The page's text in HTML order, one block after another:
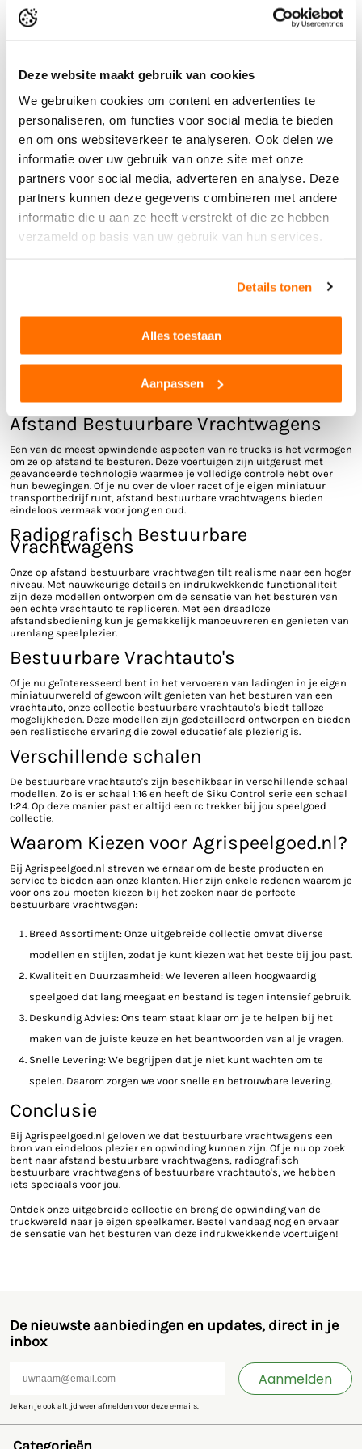
Deze website maakt gebruik van cookies
We gebruiken cookies om content en advertenties te
personaliseren, om functies voor social media te bieden
en om ons websiteverkeer te analyseren. Ook delen we
informatie over uw gebruik van onze site met onze
partners voor social media, adverteren en analyse. Deze
partners kunnen deze gegevens combineren met andere
informatie die u aan ze heeft verstrekt of die ze hebben
verzameld op basis van uw gebruik van hun services.
Details tonen
Alles toestaan
Aanpassen
Onze uitgebreide collectie bestuurbare vrachtwagens biedt eindeloos
plezier voor zowel kinderen als volwassenen die gefascineerd zijn door
deze indrukwekkende voertuigen.
Of je nu op zoek bent naar een radiografisch bestuurbare vrachtauto
met afstandbediening of naar bluetooth bestuurbare vrachtwagens,
bij Agrispeelgoed.nl vind je zeker wat je zoekt. Laten we eens dieper
ingaan op de opwindende wereld van bestuurbare vrachtwagens en
ontdekken wat we te bieden hebben.
Bestuurbare Vrachtwagens van hoge
Ze bieden een unieke kans om de sensatie van het besturen van een
passie voor deze voertuigen, en daarom hebben we een speciale
Onze collectie bestuurbare vrachtwagens omvat een breed scala aan
vrachtwagens, afstand bestuurbare vrachtwagens en bestuurbare
vrachtauto's.
Afstand Bestuurbare Vrachtwagens
Een van de meest opwindende aspecten van rc trucks is het vermogen
om ze op afstand te besturen. Deze voertuigen zijn uitgerust met
geavanceerde technologie waarmee je volledige controle hebt over
hun bewegingen. Of je nu over de vloer racet of je eigen miniatuur
transportbedrijf runt, afstand bestuurbare vrachtwagens bieden
eindeloos vermaak voor jong en oud.
Radiografisch Bestuurbare
Vrachtwagens
Onze op afstand bestuurbare vrachtwagen tilt realisme naar een hoger
niveau. Met nauwkeurige details en indrukwekkende functionaliteit
zijn deze modellen ontworpen om de sensatie van het besturen van
een echte vrachtauto te repliceren. Met een draadloze
afstandsbediening kun je gemakkelijk manoeuvreren en genieten van
urenlang speelplezier.
Bestuurbare Vrachtauto's
Of je nu geïnteresseerd bent in het vervoeren van ladingen in je eigen
miniatuurwereld of gewoon wilt genieten van het besturen van een
vrachtauto, onze collectie bestuurbare vrachtauto's biedt talloze
mogelijkheden. Deze modellen zijn gedetailleerd ontworpen en bieden
een realistische ervaring die zowel educatief als plezierig is.
Verschillende schalen
De bestuurbare vrachtauto's zijn beschikbaar in verschillende schaal
modellen. Zo is er schaal 1:16 en heeft de Siku Control serie een schaal
1:24. Op deze manier past er altijd een rc trekker bij jou speelgoed
collectie.
Waarom Kiezen voor Agrispeelgoed.nl?
Bij Agrispeelgoed.nl streven we ernaar om de beste producten en
service te bieden aan onze klanten. Hier zijn enkele redenen waarom je
voor ons zou moeten kiezen bij het zoeken naar de perfecte
bestuurbare vrachtwagen:
Breed Assortiment: Onze uitgebreide collectie omvat diverse
modellen en stijlen, zodat je kunt kiezen wat het beste bij jou past.
Kwaliteit en Duurzaamheid: We leveren alleen hoogwaardig
speelgoed dat lang meegaat en bestand is tegen intensief gebruik.
Deskundig Advies: Ons team staat klaar om je te helpen bij het
maken van de juiste keuze en het beantwoorden van al je vragen.
Snelle Levering: We begrijpen dat je niet kunt wachten om te
spelen. Daarom zorgen we voor snelle en betrouwbare levering.
Conclusie
Bij Agrispeelgoed.nl geloven we dat bestuurbare vrachtwagens een
bron van eindeloos plezier en opwinding kunnen zijn. Of je nu op zoek
bent naar afstand bestuurbare vrachtwagens, radiografisch
bestuurbare vrachtwagens of bestuurbare vrachtauto's, we hebben
iets speciaals voor jou.
Ontdek onze uitgebreide collectie en breng de opwinding van de
truckwereld naar je eigen speelkamer. Bestel vandaag nog en ervaar
de sensatie van het besturen van deze indrukwekkende voertuigen!
De nieuwste aanbiedingen en updates, direct in je
inbox
Aanmelden
Je kan je ook altijd weer afmelden voor deze e-mails.